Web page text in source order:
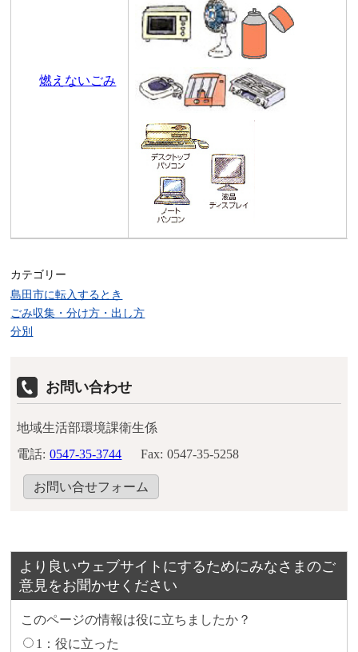
燃えないごみ
カテゴリー
島田市に転入するとき
ごみ収集・分け方・出し方
分別
お問い合わせ
地域生活部環境課衛生係
電話: 0547-35-3744 Fax: 0547-35-5258
お問い合せフォーム
より良いウェブサイトにするためにみなさまのご
意見をお聞かせください
このページの情報は役に立ちましたか？
1：役に立った